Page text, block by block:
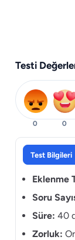
Testi
0 0
Test Bilgileri
Eklenme
Soru
Süre: 40
Zorluk: